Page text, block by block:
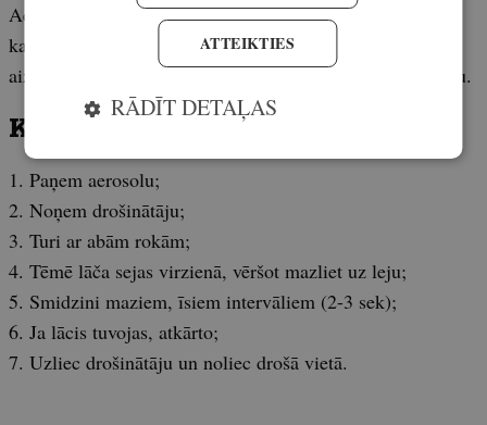
Aerosolam ir arī speciāls drošības vāciņš, kas nodrošina,
ka viela no aerosola nesāk plūst pati no sevis. Parocīgs
aizsarglīdzeklis meža vidē, kur ir daudz dažādu dzīvnieku.
Ko darīt, ja uzbrūk lācis?
1. Paņem aerosolu;
2. Noņem drošinātāju;
3. Turi ar abām rokām;
4. Tēmē lāča sejas virzienā, vēršot mazliet uz leju;
5. Smidzini maziem, īsiem intervāliem (2-3 sek);
6. Ja lācis tuvojas, atkārto;
7. Uzliec drošinātāju un noliec drošā vietā.
ATTEIKTIES
RĀDĪT DETAĻAS